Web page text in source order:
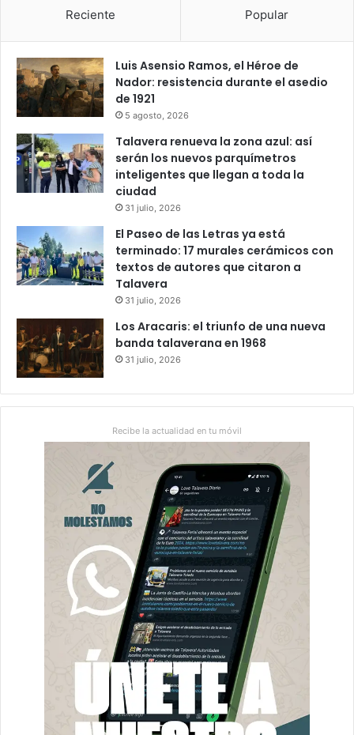
Reciente Popular
Luis Asensio Ramos, el Héroe de
Nador: resistencia durante el asedio
de 1921
5 agosto, 2026
Talavera renueva la zona azul: así
serán los nuevos parquímetros
inteligentes que llegan a toda la
ciudad
31 julio, 2026
El Paseo de las Letras ya está
terminado: 17 murales cerámicos con
textos de autores que citaron a
Talavera
31 julio, 2026
Los Aracaris: el triunfo de una nueva
banda talaverana en 1968
31 julio, 2026
Recibe la actualidad en tu móvil